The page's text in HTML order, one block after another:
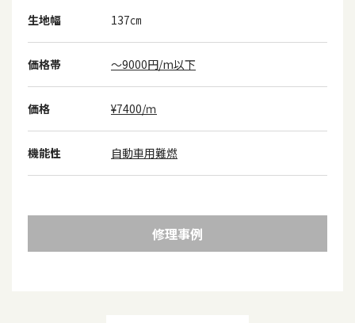
生地幅 137㎝
価格帯 ～9000円/m以下
価格 ¥7400/ｍ
機能性 自動車用難燃
修理事例